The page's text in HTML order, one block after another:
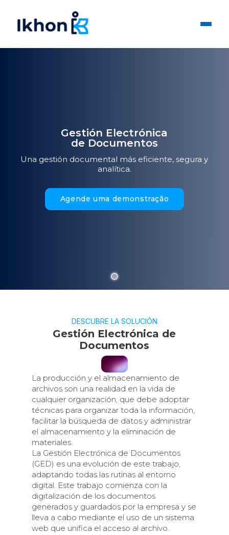
Gestión Electrónica
de Documentos
Una gestión documental más eficiente, segura y
analítica.
Agende uma demonstração
DESCUBRE LA SOLUCIÓN
Gestión Electrónica de
Documentos
La producción y el almacenamiento de
archivos son una realidad en la vida de
cualquier organización, que debe adoptar
técnicas para organizar toda la información,
facilitar la búsqueda de datos y administrar
el almacenamiento y la eliminación de
materiales.
La Gestión Electrónica de Documentos
(GED) es una evolución de este trabajo,
adaptando todas las rutinas al entorno
digital. Este trabajo comienza con la
digitalización de los documentos
generados y guardados por la empresa y se
lleva a cabo mediante el uso de un sistema
web que unifica el acceso al archivo.